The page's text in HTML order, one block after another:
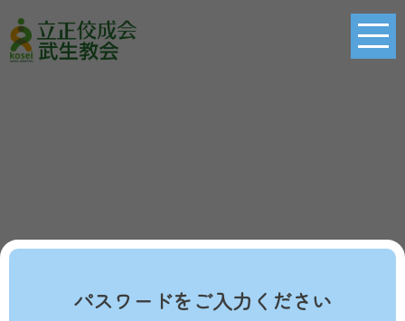
パスワードをご入力ください